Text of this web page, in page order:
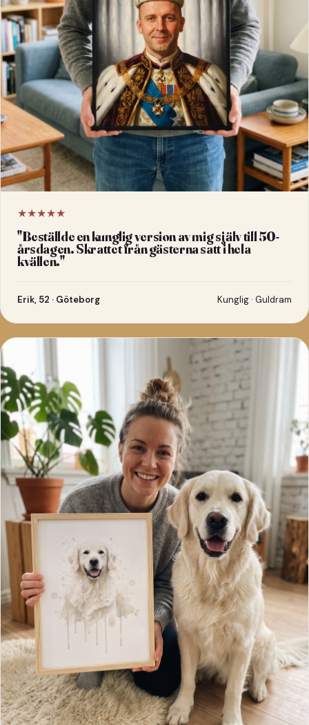
★★★★★
"Beställde en kunglig version av mig själv till 50-
årsdagen. Skrattet från gästerna satt i hela
kvällen."
Erik, 52 · Göteborg Kunglig · Guldram